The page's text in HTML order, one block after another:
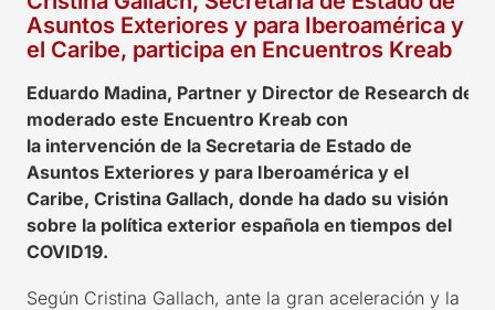
Asuntos Exteriores y para Iberoamérica y
el Caribe, participa en Encuentros Kreab
Eduardo Madina, Partner y Director de Research de
moderado este Encuentro Kreab con
la intervención de la Secretaria de Estado de
Asuntos Exteriores y para Iberoamérica y el
Caribe, Cristina Gallach, donde ha dado su visión
sobre la política exterior española en tiempos del
COVID19.
Según Cristina Gallach, ante la gran aceleración y la